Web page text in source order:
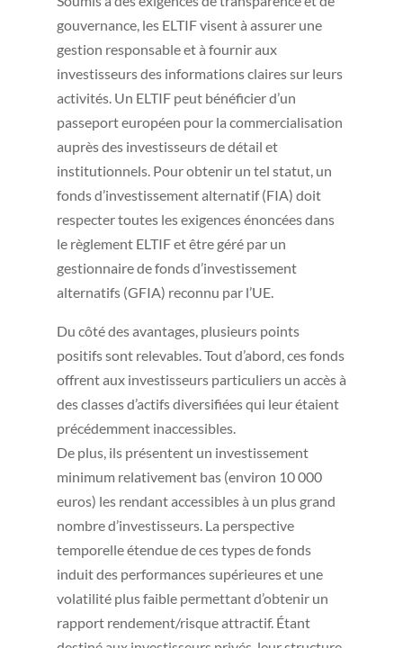
gouvernance, les ELTIF visent à assurer une
gestion responsable et à fournir aux
investisseurs des informations claires sur leurs
activités. Un ELTIF peut bénéficier d’un
passeport européen pour la commercialisation
auprès des investisseurs de détail et
institutionnels. Pour obtenir un tel statut, un
fonds d’investissement alternatif (FIA) doit
respecter toutes les exigences énoncées dans
le règlement ELTIF et être géré par un
gestionnaire de fonds d’investissement
alternatifs (GFIA) reconnu par l’UE.
Du côté des avantages, plusieurs points
positifs sont relevables. Tout d’abord, ces fonds
offrent aux investisseurs particuliers un accès à
des classes d’actifs diversifiées qui leur étaient
précédemment inaccessibles.
De plus, ils présentent un investissement
minimum relativement bas (environ 10 000
euros) les rendant accessibles à un plus grand
nombre d’investisseurs. La perspective
temporelle étendue de ces types de fonds
induit des performances supérieures et une
volatilité plus faible permettant d’obtenir un
rapport rendement/risque attractif. Étant